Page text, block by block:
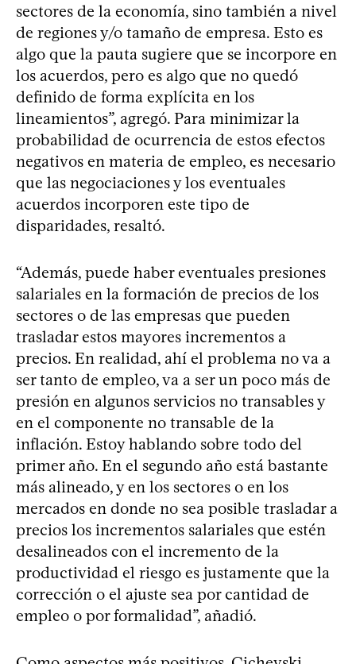
sectores de la economía, sino también a nivel
de regiones y/o tamaño de empresa. Esto es
algo que la pauta sugiere que se incorpore en
los acuerdos, pero es algo que no quedó
definido de forma explícita en los
lineamientos”, agregó. Para minimizar la
probabilidad de ocurrencia de estos efectos
negativos en materia de empleo, es necesario
que las negociaciones y los eventuales
acuerdos incorporen este tipo de
disparidades, resaltó.
“Además, puede haber eventuales presiones
salariales en la formación de precios de los
sectores o de las empresas que pueden
trasladar estos mayores incrementos a
precios. En realidad, ahí el problema no va a
ser tanto de empleo, va a ser un poco más de
presión en algunos servicios no transables y
en el componente no transable de la
inflación. Estoy hablando sobre todo del
primer año. En el segundo año está bastante
más alineado, y en los sectores o en los
mercados en donde no sea posible trasladar a
precios los incrementos salariales que estén
desalineados con el incremento de la
productividad el riesgo es justamente que la
corrección o el ajuste sea por cantidad de
empleo o por formalidad”, añadió.